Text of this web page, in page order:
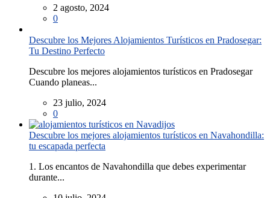
2 agosto, 2024
0
Descubre los Mejores Alojamientos Turísticos en Pradosegar:
Tu Destino Perfecto
Descubre los mejores alojamientos turísticos en Pradosegar
Cuando planeas...
23 julio, 2024
0
Descubre los mejores alojamientos turísticos en Navahondilla:
tu escapada perfecta
1. Los encantos de Navahondilla que debes experimentar
durante...